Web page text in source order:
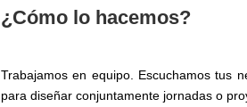
¿Cómo lo hacemos?
Trabajamos en equipo. Escuchamos tus
para diseñar conjuntamente jornadas o